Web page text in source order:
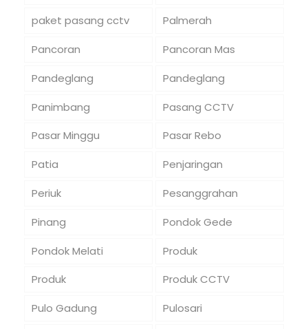
paket pasang cctv
Palmerah
Pancoran
Pancoran Mas
Pandeglang
Pandeglang
Panimbang
Pasang CCTV
Pasar Minggu
Pasar Rebo
Patia
Penjaringan
Periuk
Pesanggrahan
Pinang
Pondok Gede
Pondok Melati
Produk
Produk
Produk CCTV
Pulo Gadung
Pulosari